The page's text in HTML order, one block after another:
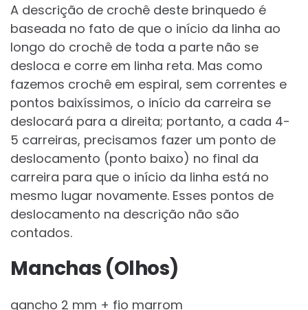
A descrição de crochê deste brinquedo é
baseada no fato de que o início da linha ao
longo do crochê de toda a parte não se
desloca e corre em linha reta. Mas como
fazemos crochê em espiral, sem correntes e
pontos baixíssimos, o início da carreira se
deslocará para a direita; portanto, a cada 4-
5 carreiras, precisamos fazer um ponto de
deslocamento (ponto baixo) no final da
carreira para que o início da linha está no
mesmo lugar novamente. Esses pontos de
deslocamento na descrição não são
contados.
Manchas (Olhos)
gancho 2 mm + fio marrom